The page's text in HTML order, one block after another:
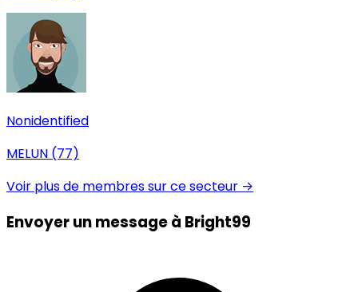
Nonidentified
MELUN (77)
Voir plus de membres sur ce secteur →
Envoyer un message à Bright99